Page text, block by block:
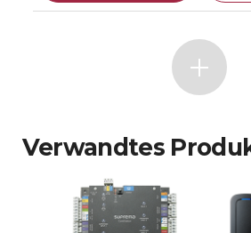
Verwandtes